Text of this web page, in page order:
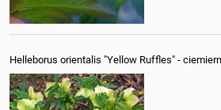
Helleborus orientalis "Yellow Ruffles" -